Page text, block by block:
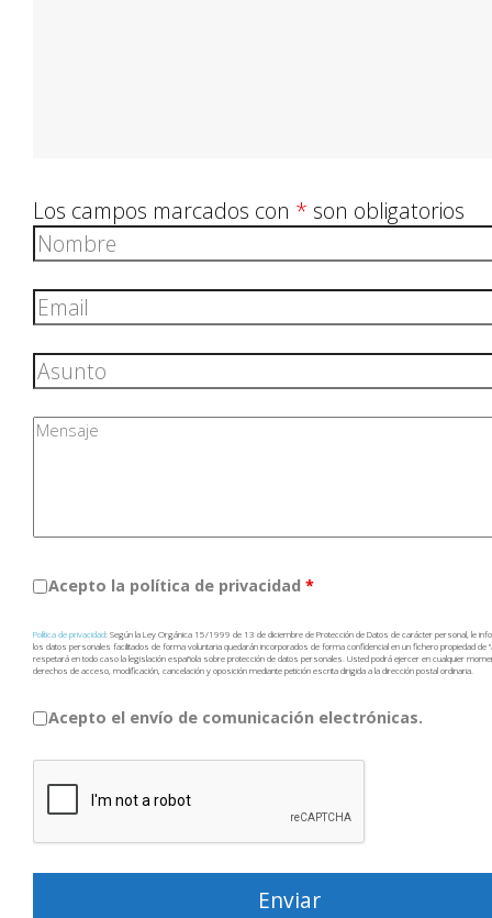
Los campos marcados con * son obligatorios
Acepto la política de privacidad*
Política de privacidad: Según la Ley Orgánica 15/1999 de 13 de diciembre de Protección de Datos de carácter personal, le
los datos personales facilitados de forma voluntaria quedarán incorporados de forma confidencial en un fichero propiedad de
respetará en todo caso la legislación española sobre protección de datos personales. Usted podrá ejercer en cualquier
derechos de acceso, modificación, cancelación y oposición mediante petición escrita dirigida a la dirección postal ordinaria.
Acepto el envío de comunicación electrónicas.